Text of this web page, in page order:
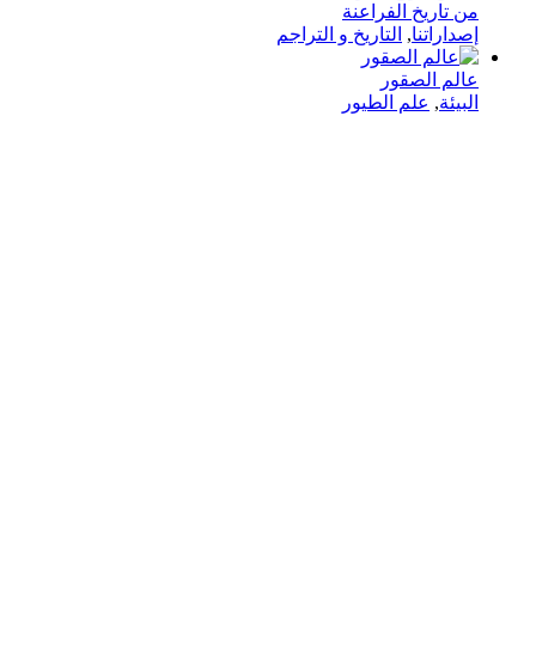
من تاريخ الفراعنة
إصداراتنا, التاريخ و التراجم
عالم الصقور
البيئة, علم الطيور